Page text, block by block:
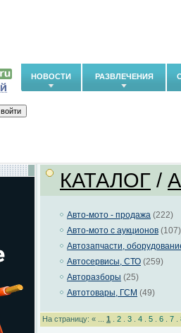
НОВОСТИ РАЗВЛЕЧЕНИЯ
КАТАЛОГ /
Авто-мото - продажа (222)
Авто-мото с аукционов (107)
Автозапчасти,
Автосервисы, СТО (259)
Авторазборы (25)
Автотовары, ГСМ (49)
На страницу: « ... 1 2 3 4 5 6 7